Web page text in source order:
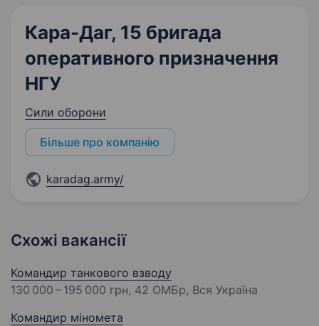
Кара-Даг, 15 бригада
оперативного призначення
НГУ
Сили оборони
Більше про компанію
karadag.army/
Схожі вакансії
Командир танкового взводу
130 000 – 195 000 грн, 42 ОМБр, Вся Україна
Командир міномета